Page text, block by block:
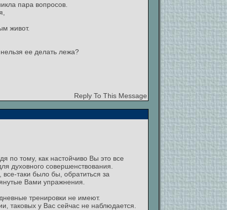
пара вопросов.
живот.
ее делать лежа?
Reply To This Message
по тому, как настойчиво Вы это все
духовного совершенствования.
таки было бы, обратиться за
Вами упражнения.
тренировки не имеют.
таковых у Вас сейчас не наблюдается.